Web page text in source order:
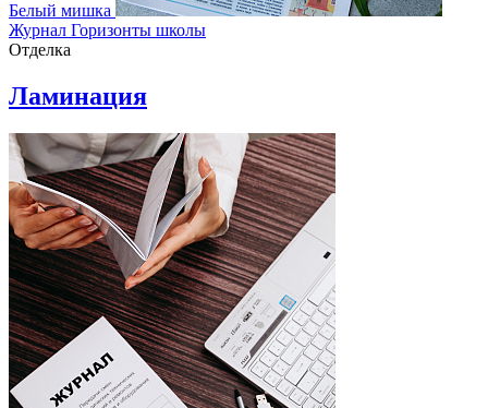
Белый мишка
Журнал Горизонты школы
Отделка
Ламинация